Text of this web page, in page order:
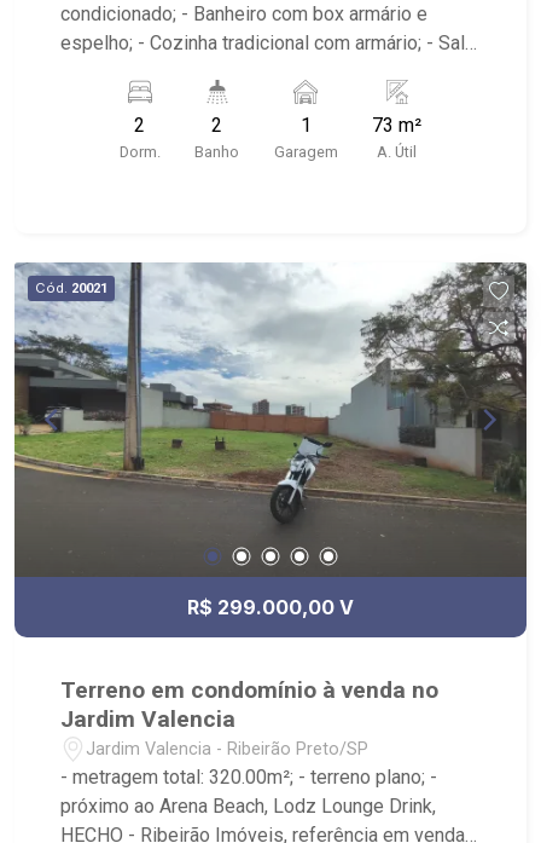
condicionado; - Banheiro com box armário e
espelho; - Cozinha tradicional com armário; - Sala
elevador; - Sacada; - Próximo ao jotta burguer,
Panificadora Vó Luzia, 3Fit Ribeirão Preto Luzia,
Telepizza mineiro;
2
Dorm.
2
Banho
1
Garagem
73 m²
A. Útil
Cód. 20021
R$ 299.000,00 V
Terreno em condomínio à venda no
Jardim Valencia
Jardim Valencia - Ribeirão Preto/SP
- metragem total: 320.00m²; - terreno plano; -
próximo ao Arena Beach, Lodz Lounge Drink,
HECHO - Ribeirão Imóveis, referência em venda,